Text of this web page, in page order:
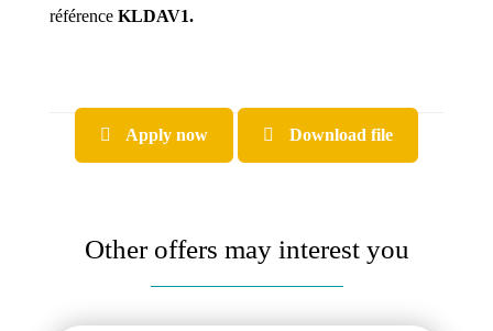
référenceKLDAV1.
Apply now Download file
Other offers may interest you